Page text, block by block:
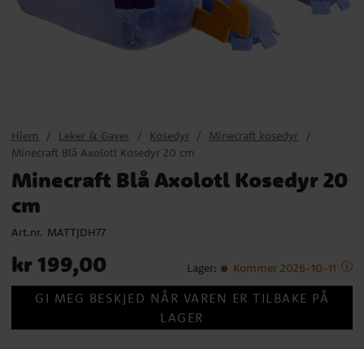
Hjem Leker & Gaver Kosedyr
Minecraft kosedyr
Minecraft Blå Axolotl Kosedyr 20 cm
Minecraft Blå Axolotl Kosedyr 20
cm
Art.nr. MATTJDH77
Pris
:kr 199,00
kr 199,00 Lager: Kommer 2026-10-11
GI MEG BESKJED NÅR VAREN ER TILBAKE PÅ
LAGER